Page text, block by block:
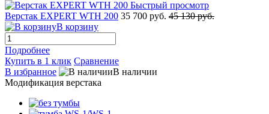
Быстрый просмотр
Верстак EXPERT WTH 200 35 700 руб. 45 130 руб.
В корзину
Подробнее
Купить в 1 клик Сравнение
В избранное
В наличии
Модификация верстака